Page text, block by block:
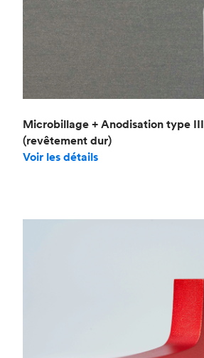
Microbillage + Anodisation type III
(revêtement dur)
Voir les détails